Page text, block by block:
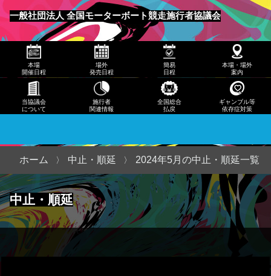
一般社団法人 全国モーターボート競走施行者協議会
メニュー
発売
日程
日程
本
場・
案内
当協
議会
につ
いて
本場
開催日程
場外
発売日程
簡易
日程
本場・場外
案内
当協議会
について
施行者
関連情報
全国総合
払戻
ギャンブル等
依存症対策
中止・順延
ホーム 中止・順延 2024年5月の中止・順延一覧